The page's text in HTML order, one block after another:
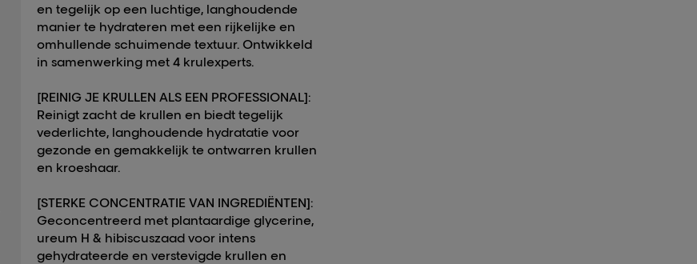
en tegelijk op een luchtige, langhoudende
manier te hydrateren met een rijkelijke en
omhullende schuimende textuur. Ontwikkeld
in samenwerking met 4 krulexperts.
[REINIG JE KRULLEN ALS EEN PROFESSIONAL]:
Reinigt zacht de krullen en biedt tegelijk
vederlichte, langhoudende hydratatie voor
gezonde en gemakkelijk te ontwarren krullen
en kroeshaar.
[STERKE CONCENTRATIE VAN INGREDIËNTEN]:
Geconcentreerd met plantaardige glycerine,
ureum H & hibiscuszaad voor intens
gehydrateerde en verstevigde krullen en